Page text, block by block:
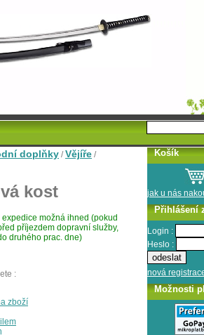
doplňky /Vějíře /
kost
možná ihned (pokud
příjezdem dopravní služby,
druhého prac. dne)
:
zboží
Košík
jak u nás
Přihlášení
Login :
Heslo :
nová
Možnosti